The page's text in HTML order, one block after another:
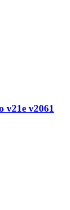
v21e v2061